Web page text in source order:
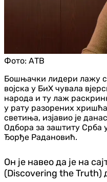
Фото: АТВ
Бошњачки лидери лажу
војска у БиХ чувала
народа и ту лаж
у рату разорених
светиња, изјавио је
Одбора за заштиту
Ђорђе Радановић.
Он је навео да је на
(Discovering the Truth)